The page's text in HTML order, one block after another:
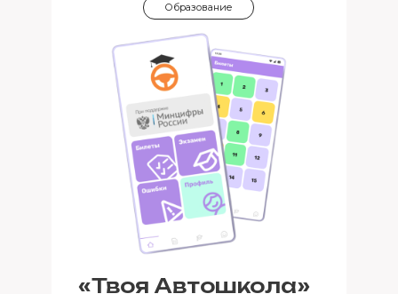
Образование
«Твоя Автошкола»